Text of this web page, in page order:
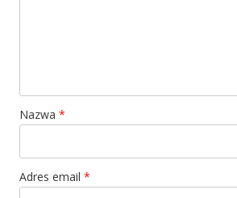
Nazwa *
Adres email *